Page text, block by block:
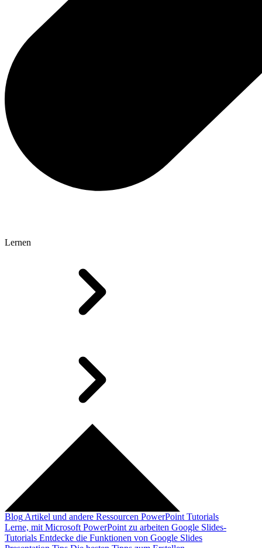
Lernen
Blog Artikel und andere Ressourcen PowerPoint Tutorials
Lerne, mit Microsoft PowerPoint zu arbeiten Google Slides-
Tutorials Entdecke die Funktionen von Google Slides